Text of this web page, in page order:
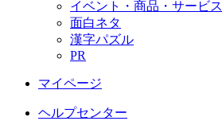
イベント・商品・サービス
面白ネタ
漢字パズル
PR
マイページ
ヘルプセンター